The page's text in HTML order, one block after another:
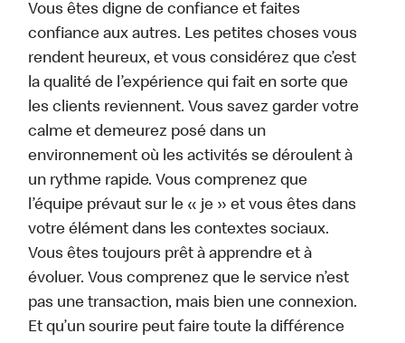
Vous êtes digne de confiance et faites
confiance aux autres. Les petites choses vous
rendent heureux, et vous considérez que c’est
la qualité de l’expérience qui fait en sorte que
les clients reviennent. Vous savez garder votre
calme et demeurez posé dans un
environnement où les activités se déroulent à
un rythme rapide. Vous comprenez que
l’équipe prévaut sur le « je » et vous êtes dans
votre élément dans les contextes sociaux.
Vous êtes toujours prêt à apprendre et à
évoluer. Vous comprenez que le service n’est
pas une transaction, mais bien une connexion.
Et qu’un sourire peut faire toute la différence